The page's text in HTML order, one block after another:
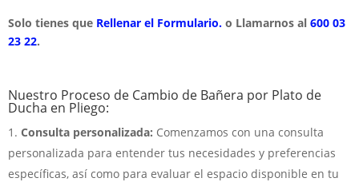
Solo tienes que Rellenar el Formulario. o Llamarnos al 600 03
23 22.
Nuestro Proceso de Cambio de Bañera por Plato de
Ducha en Pliego:
Consulta personalizada: Comenzamos con una consulta
personalizada para entender tus necesidades y preferencias
específicas, así como para evaluar el espacio disponible en tu